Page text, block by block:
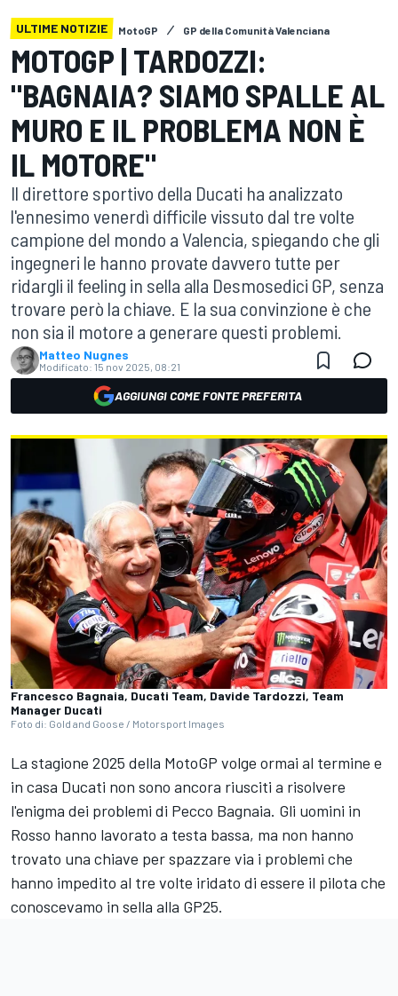
ULTIME NOTIZIE MotoGP GP della Comunità Valenciana
MOTOGP | TARDOZZI:
"BAGNAIA? SIAMO SPALLE AL
MURO E IL PROBLEMA NON È
IL MOTORE"
Il direttore sportivo della Ducati ha analizzato
l'ennesimo venerdì difficile vissuto dal tre volte
campione del mondo a Valencia, spiegando che gli
ingegneri le hanno provate davvero tutte per
ridargli il feeling in sella alla Desmosedici GP, senza
trovare però la chiave. E la sua convinzione è che
non sia il motore a generare questi problemi.
Matteo Nugnes
Modificato: 15 nov 2025, 08:21
AGGIUNGI COME FONTE PREFERITA
Francesco Bagnaia, Ducati Team, Davide Tardozzi, Team
Manager Ducati
Foto di: Gold and Goose / Motorsport Images
La stagione 2025 della MotoGP volge ormai al termine e
in casa Ducati non sono ancora riusciti a risolvere
l'enigma dei problemi di Pecco Bagnaia. Gli uomini in
Rosso hanno lavorato a testa bassa, ma non hanno
trovato una chiave per spazzare via i problemi che
hanno impedito al tre volte iridato di essere il pilota che
conoscevamo in sella alla GP25.